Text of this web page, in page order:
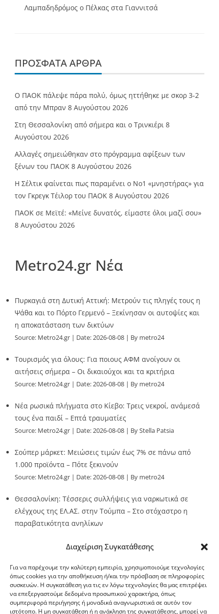
Διαχείριση Συγκατάθεσης
Για να παρέχουμε την καλύτερη εμπειρία, χρησιμοποιούμε τεχνολογίες
όπως cookies για την αποθήκευση ή/και την πρόσβαση σε πληροφορίες
συσκευών. Η συγκατάθεση για τις εν λόγω τεχνολογίες θα μας επιτρέψει
να επεξεργαστούμε δεδομένα προσωπικού χαρακτήρα, όπως
συμπεριφορά περιήγησης ή μοναδικά αναγνωριστικά σε αυτόν τον
ιστότοπο. Η μη συγκατάθεση ή η ανάκληση της συγκατάθεσης, μπορεί να
Λαμπαδηδρόμος ο Πέλκας στα Γιαννιτσά
ΠΡΌΣΦΑΤΑ ΆΡΘΡΑ
Ο ΠΑΟΚ πάλεψε πάρα πολύ, όμως ηττήθηκε με σκορ 3-2
από την Μπραν 8 Αυγούστου 2026
Στη Θεσσαλονίκη από σήμερα και ο Τρινκιέρι 8
Αυγούστου 2026
Αλλαγές σημειώθηκαν στο πρόγραμμα αφίξεων των
ξένων του ΠΑΟΚ 8 Αυγούστου 2026
Η Σέλτικ φαίνεται πως παραμένει ο Νο1 «μνηστήρας» για
τον Γκρεγκ Τέιλορ του ΠΑΟΚ 8 Αυγούστου 2026
ΠΑΟΚ σε Μεϊτέ: «Μείνε δυνατός, είμαστε όλοι μαζί σου»
8 Αυγούστου 2026
Metro24.gr Νέα
Πυρκαγιά στη Δυτική Αττική: Μετρούν τις πληγές τους η
Ψάθα και το Πόρτο Γερμενό – Ξεκίνησαν οι αυτοψίες και
η αποκατάσταση των δικτύων
Source: Metro24.gr Date: 2026-08-08 By metro24
Τουρισμός για όλους: Για ποιους ΑΦΜ ανοίγουν οι
αιτήσεις σήμερα – Οι δικαιούχοι και τα κριτήρια
Source: Metro24.gr Date: 2026-08-08 By metro24
Νέα ρωσικά πλήγματα στο Κίεβο: Τρεις νεκροί, ανάμεσά
τους ένα παιδί – Επτά τραυματίες
Source: Metro24.gr Date: 2026-08-08 By Stella Patsia
Σούπερ μάρκετ: Μειώσεις τιμών έως 7% σε πάνω από
1.000 προϊόντα – Πότε ξεκινούν
Source: Metro24.gr Date: 2026-08-08 By metro24
Θεσσαλονίκη: Τέσσερις συλλήψεις για ναρκωτικά σε
ελέγχους της ΕΛ.ΑΣ. στην Τούμπα – Στο στόχαστρο η
παραβατικότητα ανηλίκων
G-point.gr